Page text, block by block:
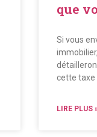
que
Si vous
cette
LIRE PLUS